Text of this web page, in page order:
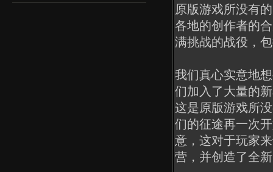
原版游戏所没有
各地的创作者的
满挑战的战役，
我们真心实意地
们加入了大量的
这是原版游戏所
们的征途再一次
意，这对于玩家
营，并创造了全